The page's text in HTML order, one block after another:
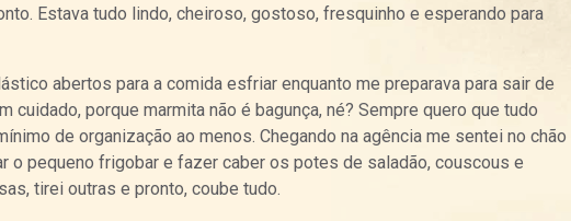
Estava tudo lindo, cheiroso, gostoso, fresquinho e esperando para
abertos para a comida esfriar enquanto me preparava para sair de
cuidado, porque marmita não é bagunça, né? Sempre quero que tudo
de organização ao menos. Chegando na agência me sentei no chão
o pequeno frigobar e fazer caber os potes de saladão, couscous e
tirei outras e pronto, coube tudo.